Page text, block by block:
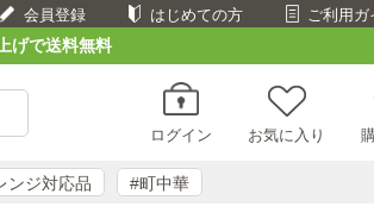
会員登録 はじめての方 ご利用ガ
げで送料無料
ログイン お気に入り
ンジ対応品 #町中華